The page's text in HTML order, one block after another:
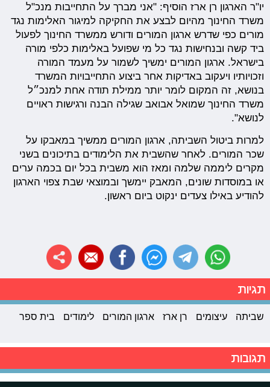
יו"ר הארגון רן ארז הוסיף: "אני מברך על התחייבות מנכ"ל
משרד החינוך מהיום לבצע את החקיקה למיגור האלימות נגד
מורים כפי שדרש ארגון המורים ודורש ממשרד החינוך לפעול
ביד קשה ובנחישות נגד כל מי שפועל באלימות כלפי מורה
בישראל. ארגון המורים ימשיך לשמור על מעמד המורה
וזכויותיו ויעקוב באדיקות אחר ביצוע התחייבויות המשרד
בנושא, זה המקום לומר יותר ממילת תודה אחת למנכ״ל
משרד החינוך שמואל אבואב שגילה הבנה ורגישות ראויים
לנושא".
למרות ביטול השביתה, ארגון המורים ממשיך במאבקו על
שכר המורים. לאחר שהשבית את הלימודים בתיכונים בשני
מקרים ליממה שלמה ומאז הוא משבית בכל יום בכמה ערים
או במוסדות שונים, המאבק יימשך ובמוצאי שבת צפוי הארגון
להודיע באילו צעדים ינקוט ביום ראשון.
תגיות
שביתה עיצומים רן ארז ארגון המורים לימודים בית ספר
תגובות